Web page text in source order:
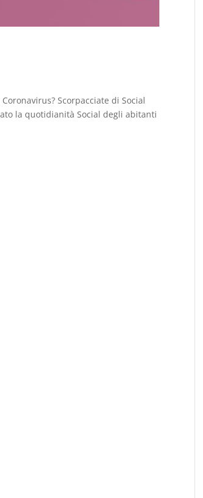
Scorpacciate di Social
la quotidianità Social degli abitanti